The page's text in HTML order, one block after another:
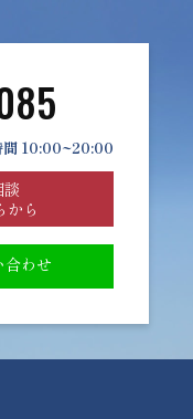
間 10:00~20:00
談
から
わせ